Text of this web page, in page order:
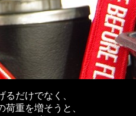
るだけでなく、
荷重を増そうと、